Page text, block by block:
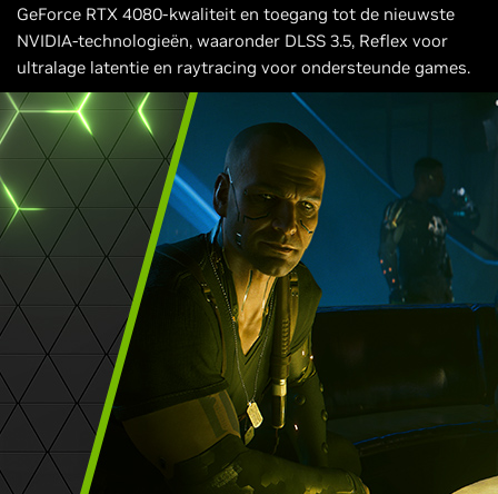
GeForce RTX 4080-kwaliteit en toegang tot de nieuwste
NVIDIA-technologieën, waaronder DLSS 3.5, Reflex voor
ultralage latentie en raytracing voor ondersteunde games.